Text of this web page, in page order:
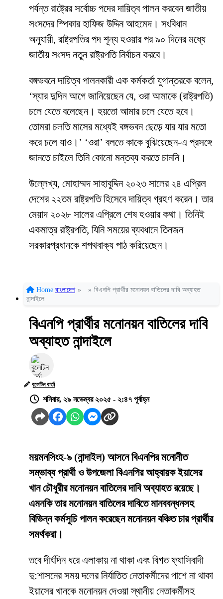
পর্যন্ত রাষ্ট্রের সর্বোচ্চ পদের দায়িত্ব পালন করবেন জাতীয়
সংসদের স্পিকার হাফিজ উদ্দিন আহমেদ। সংবিধান
অনুযায়ী, রাষ্ট্রপতির পদ শূন্য হওয়ার পর ৯০ দিনের মধ্যে
জাতীয় সংসদ নতুন রাষ্ট্রপতি নির্বাচন করবে।
বঙ্গভবনে দায়িত্ব পালনকারী এক কর্মকর্তা যুগান্তরকে বলেন,
‘স্যার দুদিন আগে জানিয়েছেন যে, ওরা আমাকে (রাষ্ট্রপতি)
চলে যেতে বলেছেন। হয়তো আমার চলে যেতে হবে।
তোমরা চলতি মাসের মধ্যেই বঙ্গভবন ছেড়ে যার যার মতো
করে চলে যাও।’ ‘ওরা’ বলতে কাকে বুঝিয়েছেন-এ প্রসঙ্গে
জানতে চাইলে তিনি কোনো মন্তব্য করতে চাননি।
উল্লেখ্য, মোহাম্মদ সাহাবুদ্দিন ২০২৩ সালের ২৪ এপ্রিল
দেশের ২২তম রাষ্ট্রপতি হিসেবে দায়িত্ব গ্রহণ করেন। তার
মেয়াদ ২০২৮ সালের এপ্রিলে শেষ হওয়ার কথা। তিনিই
একমাত্র রাষ্ট্রপতি, যিনি সময়ের ব্যবধানে তিনজন
সরকারপ্রধানকে শপথবাক্য পাঠ করিয়েছেন।
Home বাংলাদেশ » » বিএনপি প্রার্থীর মনোনয়ন বাতিলের দাবি অব্যাহত
নান্দাইলে
বিএনপি প্রার্থীর মনোনয়ন বাতিলের দাবি
অব্যাহত নান্দাইলে
বুলেটিন বার্তা
শনিবার, ২৯ নভেম্বর ২০২৫ - ২:৪৭ পূর্বাহ্ন
ময়মনসিংহ-৯ (নান্দাইল) আসনে বিএনপির মনোনীত
সম্ভাব্য প্রার্থী ও উপজেলা বিএনপির আহ্বায়ক ইয়াসের
খান চৌধুরীর মনোনয়ন বাতিলের দাবি অব্যাহত রয়েছে।
এমনকি তার মনোনয়ন বাতিলের দাবিতে মানববন্ধনসহ
বিভিন্ন কর্মসূচি পালন করেছেন মনোনয়ন বঞ্চিত চার প্রার্থীর
সমর্থকরা।
তবে দীর্ঘদিন ধরে এলাকায় না থাকা এবং বিগত ফ্যাসিবাদী
দু:শাসনের সময় দলের নির্যাতিত নেতাকর্মীদের পাশে না থাকা
ইয়াসের খানকে মনোনয়ন দেওয়া স্থানীয় নেতাকর্মীসহ